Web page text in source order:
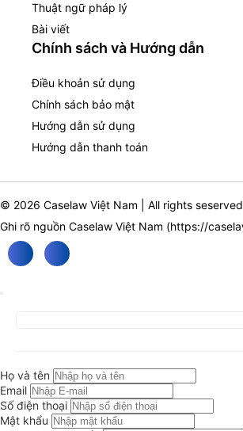
Thuật ngữ pháp lý
Bài viết
Chính sách và Hướng dẫn
Điều khoản sử dụng
Chính sách bảo mật
Hướng dẫn sử dụng
Hướng dẫn thanh toán
© 2026 Caselaw Việt Nam | All rights seserved
Ghi rõ nguồn Caselaw Việt Nam (https://
Họ và tên
Email
Số điện thoại
Mật khẩu